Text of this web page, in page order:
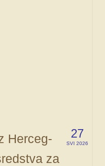
27
SVI 2026
Herceg-
za